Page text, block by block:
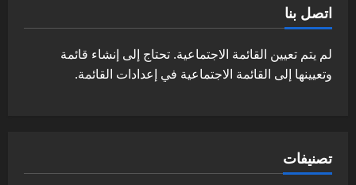
اتصل بنا
لم يتم تعيين القائمة الاجتماعية. تحتاج إلى إنشاء قائمة
وتعيينها إلى القائمة الاجتماعية في إعدادات القائمة.
تصنيفات